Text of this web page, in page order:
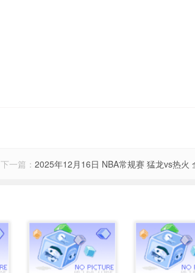
下一篇： 2025年12月16日 NBA常规赛 猛龙vs热火